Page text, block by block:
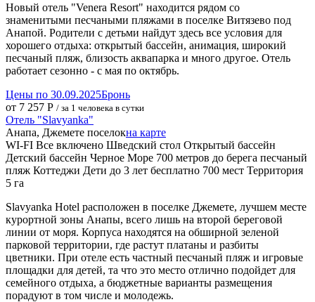
Новый отель "Venera Resort" находится рядом со
знаменитыми песчаными пляжами в поселке Витязево под
Анапой. Родители с детьми найдут здесь все условия для
хорошего отдыха: открытый бассейн, анимация, широкий
песчаный пляж, близость аквапарка и много другое. Отель
работает сезонно - с мая по октябрь.
Цены по 30.09.2025Бронь
от 7 257 Р / за 1 человека в сутки
Отель "Slavyanka"
Анапа, Джемете поселокна карте
WI-FI Все включено Шведский стол Открытый бассейн
Детский бассейн Черное Море 700 метров до берега песчаный
пляж Коттеджи Дети до 3 лет бесплатно 700 мест Территория
5 га
Slavyanka Hotel расположен в поселке Джемете, лучшем месте
курортной зоны Анапы, всего лишь на второй береговой
линии от моря. Корпуса находятся на обширной зеленой
парковой территории, где растут платаны и разбиты
цветники. При отеле есть частный песчаный пляж и игровые
площадки для детей, та что это место отлично подойдет для
семейного отдыха, а бюджетные варианты размещения
порадуют в том числе и молодежь.